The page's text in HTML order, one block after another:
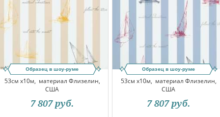
Образец в шоу-руме
53см x10м, материал Флизелин,
США
7 807 руб.
Образец в шоу-руме
53см x10м, материал Флизелин,
США
7 807 руб.